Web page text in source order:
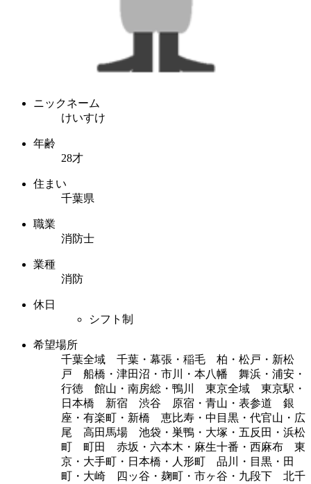
ニックネーム
けいすけ
年齢
28才
住まい
千葉県
職業
消防士
業種
消防
休日
シフト制
希望場所
千葉全域 千葉・幕張・稲毛 柏・松戸・新松
戸 船橋・津田沼・市川・本八幡 舞浜・浦安・
行徳 館山・南房総・鴨川 東京全域 東京駅・
日本橋 新宿 渋谷 原宿・青山・表参道 銀
座・有楽町・新橋 恵比寿・中目黒・代官山・広
尾 高田馬場 池袋・巣鴨・大塚・五反田・浜松
町 町田 赤坂・六本木・麻生十番・西麻布 東
京・大手町・日本橋・人形町 品川・目黒・田
町・大崎 四ッ谷・麹町・市ヶ谷・九段下 北千